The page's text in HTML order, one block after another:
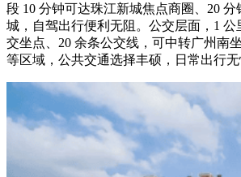
段 10 分钟可达珠江新城焦点商圈、20
城，自驾出行便利无阻。公交层面，1 公
交坐点、20 余条公交线，可中转广州南
等区域，公共交通选择丰硕，日常出行无